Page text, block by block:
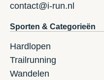
contact@i-run.nl
Sporten & Categorieën
Hardlopen
Trailrunning
Wandelen